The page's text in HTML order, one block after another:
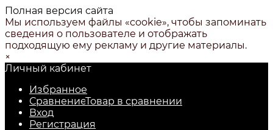
Полная версия сайта
Мы используем файлы «cookie», чтобы запоминать
сведения о пользователе и отображать
подходящую ему рекламу и другие материалы.
×
Личный кабинет
Избранное
СравнениеТовар в сравнении
Вход
Регистрация